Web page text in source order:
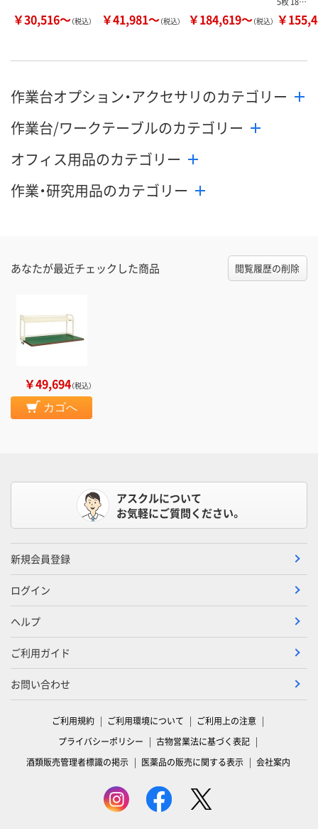
￥30,516～（税込） ￥41,981～（税込） ￥184,619～（税込） ￥
作業台オプション・アクセサリのカテゴリー
作業台/ワークテーブルのカテゴリー
オフィス用品のカテゴリー
作業・研究用品のカテゴリー
あなたが最近チェックした商品 閲覧履歴の削除
￥49,694（税込）
カゴへ
アスクルについて
お気軽にご質問ください。
新規会員登録
ログイン
ヘルプ
ご利用ガイド
お問い合わせ
ご利用規約 ご利用環境について
ご利用上の注意
プライバシーポリシー
古物営業法に基づく表記
酒類販売管理者標識の掲示
医薬品の販売に関する表示 会社案内